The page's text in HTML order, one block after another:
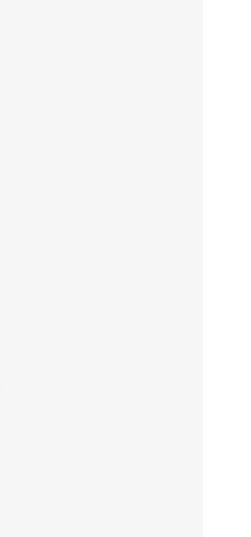
00-
мм
Инструкция для
и подключения